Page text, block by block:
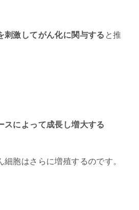
刺激してがん化に関与する と推
によって成長し増大する
胞はさらに増殖するのです。